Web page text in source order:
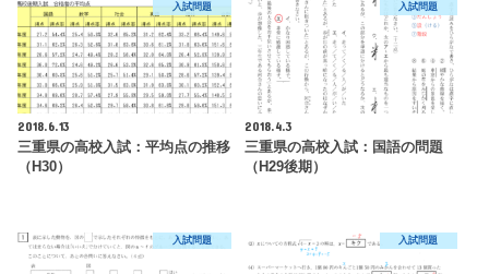
入試問題
2018.6.13
三重県の高校入試：平均点の推移
（H30）
入試問題
2018.4.3
三重県の高校入試：国語の問題
（H29後期）
入試問題 入試問題